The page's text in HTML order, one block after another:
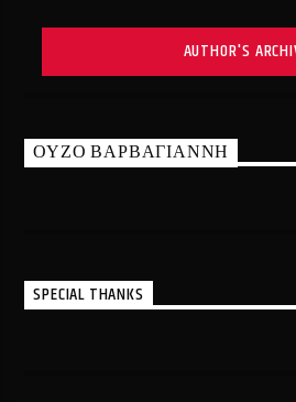
AUTHOR'S
ΟΥΖΟ ΒΑΡΒΑΓΙΑΝΝΗ
SPECIAL THANKS